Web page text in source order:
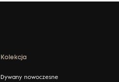
Kolekcja
Dywany nowoczesne